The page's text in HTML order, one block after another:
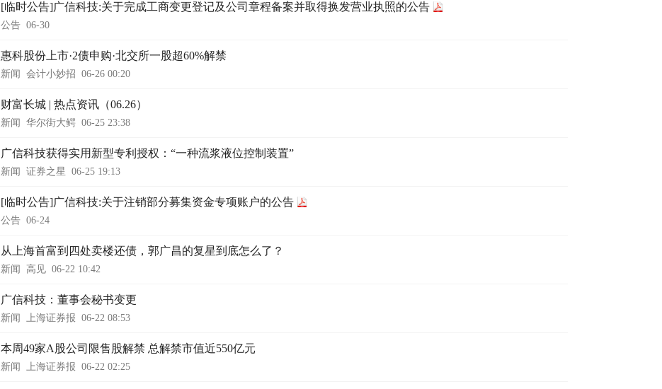
[临时公告]广信科技:关于完成工商变更登记及公司章程备案并取得换发营业执照的公告
公告 06-30
惠科股份上市·2债申购·北交所一股超60%解禁
新闻 会计小妙招 06-26 00:20
财富长城 | 热点资讯（06.26）
新闻 华尔街大鳄 06-25 23:38
广信科技获得实用新型专利授权：“一种流浆液位控制装置”
新闻 证券之星 06-25 19:13
[临时公告]广信科技:关于注销部分募集资金专项账户的公告
公告 06-24
从上海首富到四处卖楼还债，郭广昌的复星到底怎么了？
新闻 高见 06-22 10:42
广信科技：董事会秘书变更
新闻 上海证券报 06-22 08:53
本周49家A股公司限售股解禁 总解禁市值近550亿元
新闻 上海证券报 06-22 02:25